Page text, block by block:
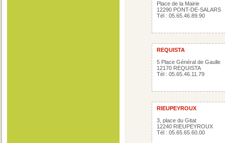
Place de la Mairie
12290 PONT-DE-SALARS
Tél : 05.65.46.89.90
REQUISTA
5 Place Général de Gaulle
12170 REQUISTA
Tél : 05.65.46.11.79
RIEUPEYROUX
3, place du Gitat
12240 RIEUPEYROUX
Tél : 05.65.65.60.00